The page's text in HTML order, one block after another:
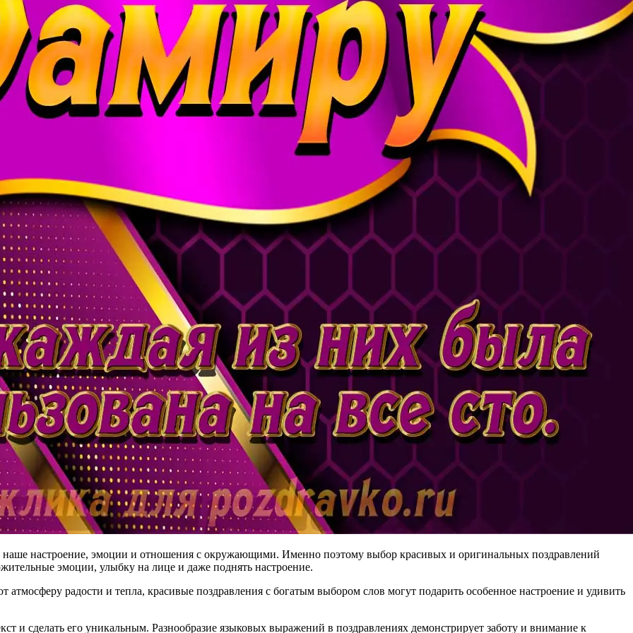
настроение, эмоции и отношения с окружающими. Именно поэтому выбор красивых и оригинальных поздравлений
эмоции, улыбку на лице и даже поднять настроение.
атмосферу радости и тепла, красивые поздравления с богатым выбором слов могут подарить особенное настроение и удивить
и сделать его уникальным. Разнообразие языковых выражений в поздравлениях демонстрирует заботу и внимание к